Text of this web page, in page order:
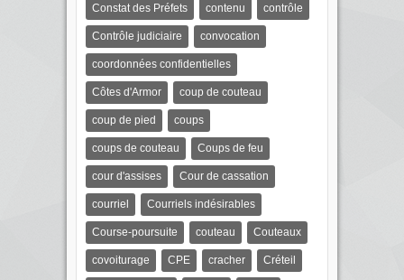
Constat des Préfets contenu contrôle
Contrôle judiciaire convocation
coordonnées confidentielles
Côtes d'Armor coup de couteau
coup de pied coups
coups de couteau Coups de feu
cour d'assises Cour de cassation
courriel Courriels indésirables
Course-poursuite couteau Couteaux
covoiturage CPE cracher Créteil